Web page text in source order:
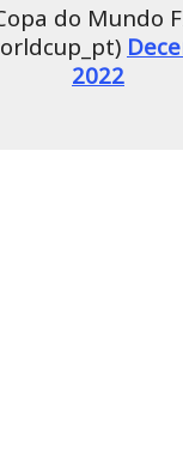
do Mundo
2022